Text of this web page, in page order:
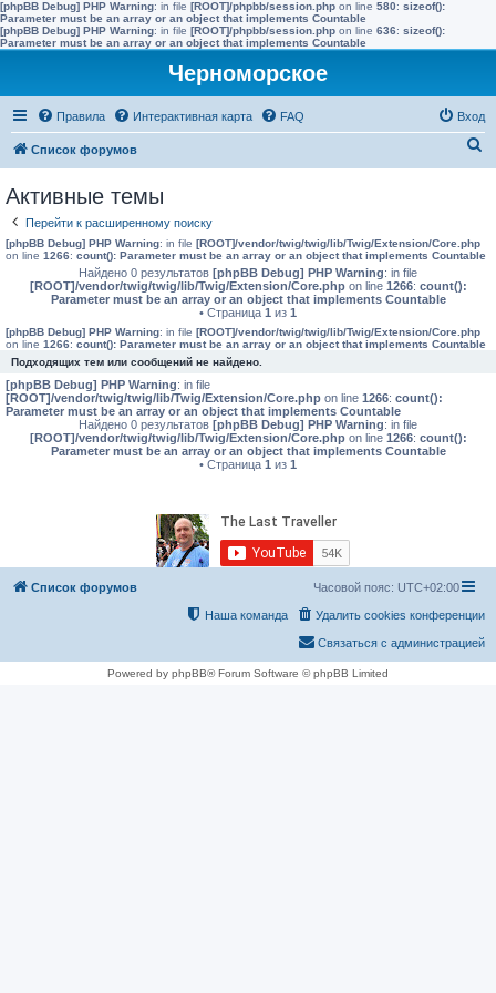
[phpBB Debug] PHP Warning: in file [ROOT]/phpbb/session.php on line 580: sizeof():
Parameter must be an array or an object that implements Countable
[phpBB Debug] PHP Warning: in file [ROOT]/phpbb/session.php on line 636: sizeof():
Parameter must be an array or an object that implements Countable
Черноморское
Правила Интерактивная карта FAQ Вход
Список форумов
к
Активные темы
Перейти к расширенному поиску
[phpBB Debug] PHP Warning: in file [ROOT]/vendor/twig/twig/lib/Twig/Extension/Core.php
on line 1266: count(): Parameter must be an array or an object that implements Countable
Найдено 0 результатов [phpBB Debug] PHP Warning: in file
[ROOT]/vendor/twig/twig/lib/Twig/Extension/Core.phpon line 1266: count():
Parameter must be an array or an object that implements Countable
• Страница 1 из 1
[phpBB Debug] PHP Warning: in file [ROOT]/vendor/twig/twig/lib/Twig/Extension/Core.php
on line 1266: count(): Parameter must be an array or an object that implements Countable
Подходящих тем или сообщений не найдено.
[phpBB Debug] PHP Warning: in file
[ROOT]/vendor/twig/twig/lib/Twig/Extension/Core.php on line 1266: count():
Parameter must be an array or an object that implements Countable
Найдено 0 результатов [phpBB Debug] PHP Warning: in file
[ROOT]/vendor/twig/twig/lib/Twig/Extension/Core.phpon line 1266: count():
Parameter must be an array or an object that implements Countable
• Страница 1 из 1
Список форумов Часовой пояс: UTC+02:00
Удалить cookies конференции
Наша команда
Связаться с администрацией
Powered by phpBB® Forum Software © phpBB Limited